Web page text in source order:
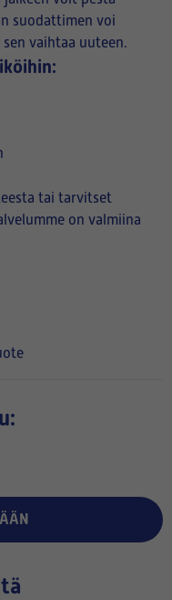
suodattimen voi
vaihtaa uuteen.
tai tarvitset
on valmiina